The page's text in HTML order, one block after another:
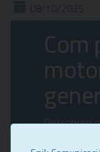
08/10/2025
Com
Descobreix